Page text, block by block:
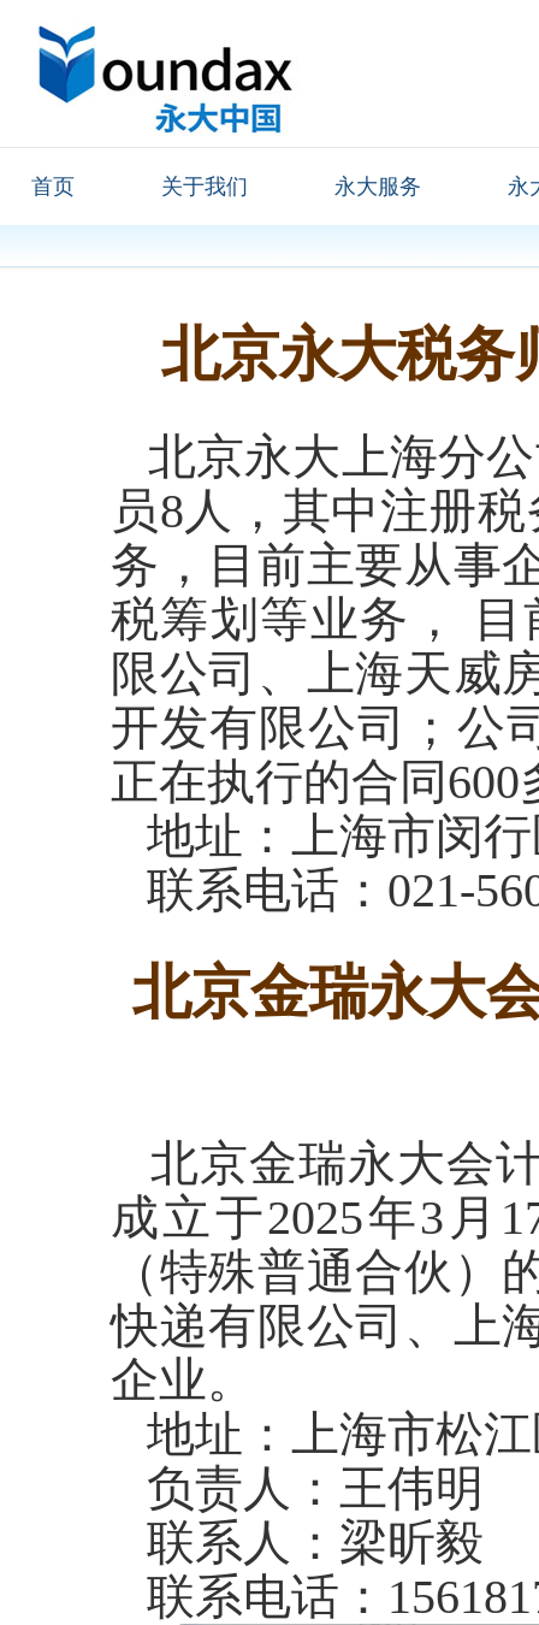
首页 关于我们 永大服务 永
北京永大税务
北京永大上海分
员8人，其中注册
务，目前主要从事
税筹划等业务，
限公司、上海天威
开发有限公司；公
正在执行的合同600
地址：上海市闵
联系电话：021-
北京金瑞永大
北京金瑞永大会
成立于2025年3月
（特殊普通合伙
快递有限公司、上
企业。
地址：上海市松江
负责人：王伟明
联系人：梁昕毅
联系电话：